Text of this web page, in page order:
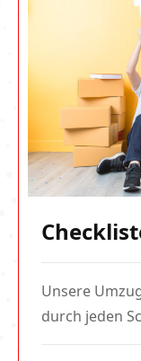
Unsere
durch jeden